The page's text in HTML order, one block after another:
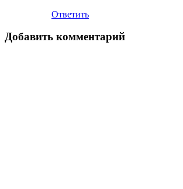
Ответить
Добавить комментарий